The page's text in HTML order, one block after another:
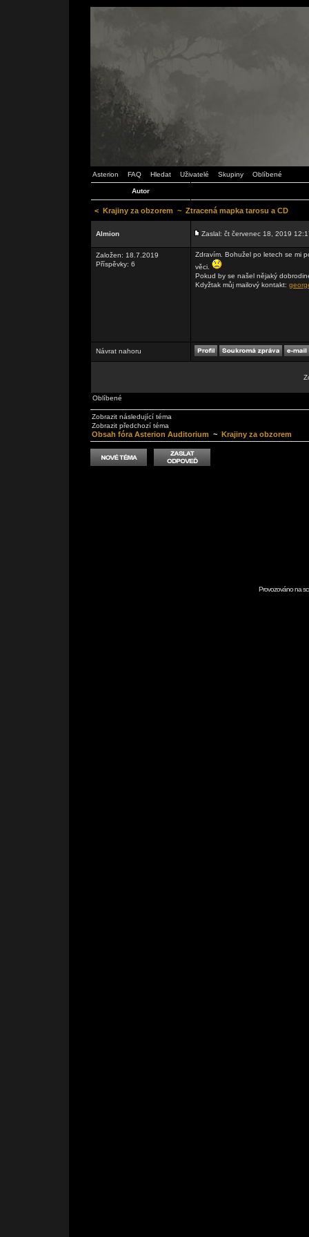
Asterion FAQ Hledat Uživatelé Skupiny Oblíbené
Autor
< Krajiny za obzorem ~ Ztracená mapka tarosu a CD
Almion Zaslal: čt červenec 18, 2019
Založen: 18.7.2019
Příspěvky: 6
Zdravím. Bohužel po letech se mi
věci.
Pokud by se našel nějaký
Kdyžtak můj mailový kontakt:
Návrat nahoru
Oblíbené
Zobrazit následující téma
Zobrazit předchozí téma
Obsah fóra Asterion Auditorium ~ Krajiny za obzorem
Provozováno na